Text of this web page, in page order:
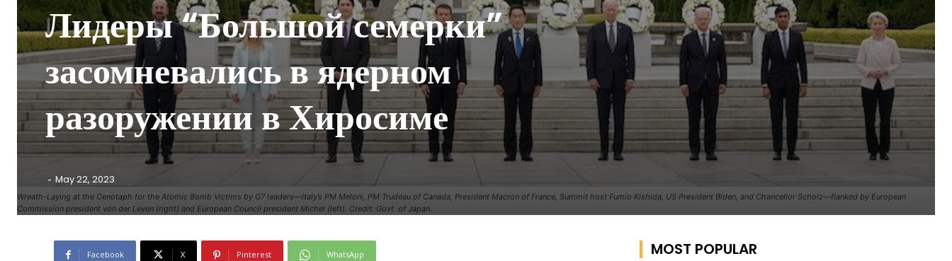
Wreath-Laying at the Cenotaph for the Atomic Bomb Victims by G7 leaders—Italy’s PM Meloni, PM Trudeau of Canada, President Macron of France, Summit host Fumio Kishida, US President Biden, and Chancellor Scholz—flanked by European
Commission president von der Leyen (right) and European Council president Michel (left). Credit: Govt. of Japan.
Лидеры “Большой семерки”
засомневались в ядерном
разоружении в Хиросиме
- May 22, 2023
Facebook X Pinterest WhatsApp MOST POPULAR